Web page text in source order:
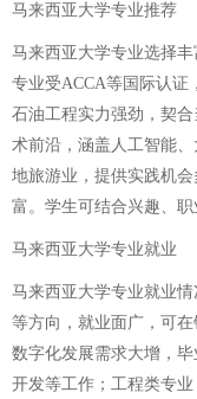
马来西亚大学专业推荐
马来西亚大学专业选择
专业受ACCA等国际认证
石油工程实力强劲，契
术前沿，涵盖人工智能
地旅游业，提供实践机
富。学生可结合兴趣、职
马来西亚大学专业就业
马来西亚大学专业就业
等方向，就业面广，可
数字化发展需求大增，
开发等工作；工程类专